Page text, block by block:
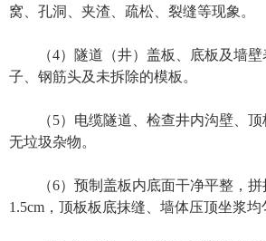
窝、孔洞、夹渣、疏松、裂缝等现象。
（4）隧道（井）盖板、底板及墙壁
子、钢筋头及未拆除的模板。
（5）电缆隧道、检查井内沟壁、顶
无垃圾杂物。
（6）预制盖板内底面干净平整，拼
1.5cm，顶板板底抹缝、墙体压顶坐浆均